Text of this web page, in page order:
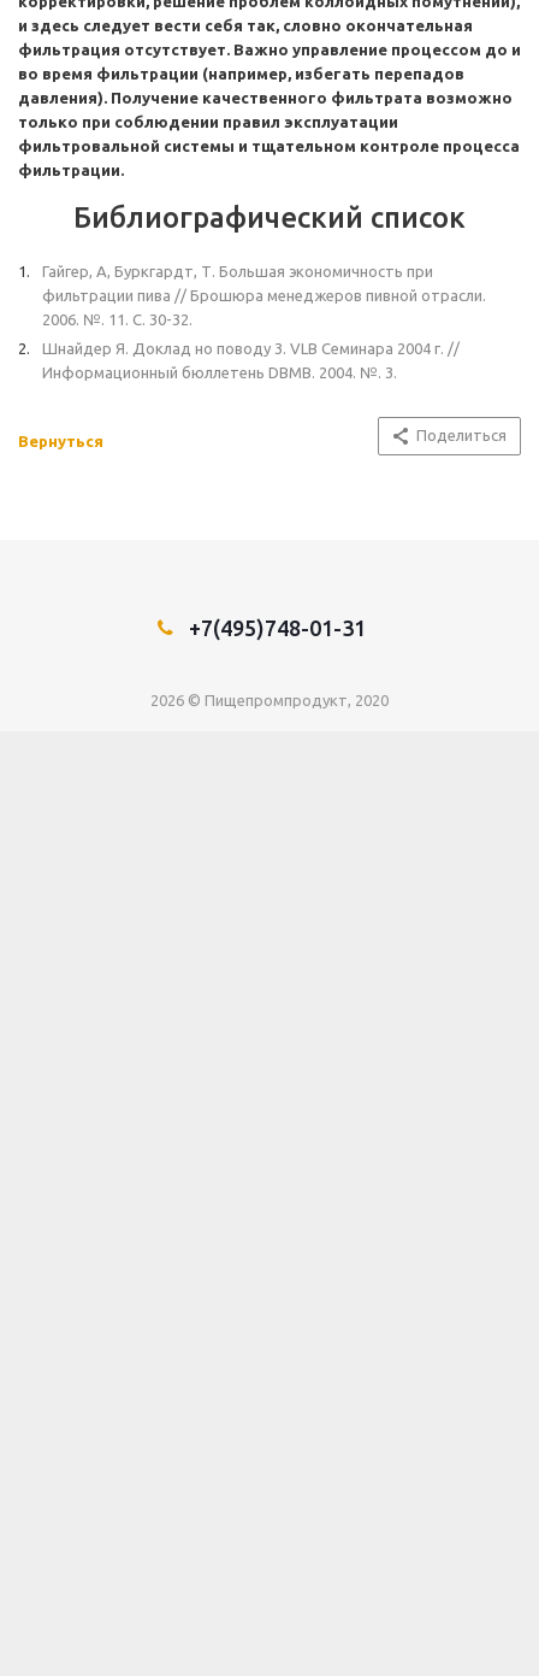
и здесь следует вести себя так, словно окончательная
фильтрация отсутствует. Важно управление процессом до и
во время фильтрации (например, избегать перепадов
давления). Получение качественного фильтрата возможно
только при соблюдении правил эксплуатации
фильтровальной системы и тщательном контроле процесса
фильтрации.
Библиографический список
Гайгер, А, Буркгардт, Т. Большая экономичность при
фильтрации пива // Брошюра менеджеров пивной отрасли.
2006. №. 11. С. 30-32.
Шнайдер Я. Доклад но поводу 3. VLB Семинара 2004 г. //
Информационный бюллетень DBMB. 2004. №. 3.
Вернуться Поделиться
+7(495)748-01-31
2026 © Пищепромпродукт, 2020